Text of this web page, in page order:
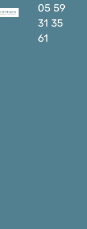
05 59
31 35
61